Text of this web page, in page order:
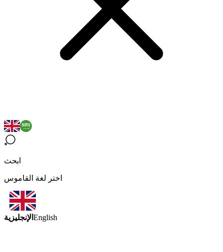
ابحث
اختر لغة القاموس
الإنجليزية English